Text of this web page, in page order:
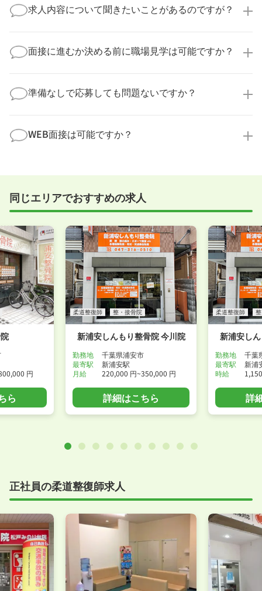
業様に個人情報が送られることはありません！
より詳細な求人情報をご確認いただいた上で、転職希
求人内容について聞きたいことがあるのですが？
してお答えいたします。
勤務体制や職場の雰囲気、研修制度など、どんな小さ
す！
面接に進むか決める前に職場見学は可能ですか？
積極的に受け入れています。実際の職場環境や働く人
の様子を見ることで、より安心してご判断いただけま
ださい！
準備なしで応募しても問題ないですか？
まで、一からサポートいたします。「転職を考え始め
たばかり」「何から始めればいいか分からない」とい
WEB面接は可能ですか？
すめしていますが、企業様によってはWEB面接を導入
事前に確認することは可能ですので、お気軽にお申し
付けください！
同じエリアでおすすめの求人
円
ら
柔道整復師 整・接骨院
新浦安しんもり整骨院 今川院
勤務地
千葉県浦安市
最寄駅
新浦安駅
月給
220,000 円~350,000 円
詳細はこちら
柔道整復師
新浦安し
勤務地
千葉
最寄駅
新浦
時給
詳
正社員の柔道整復師求人